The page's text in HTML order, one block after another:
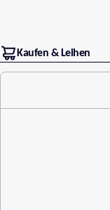
Kaufen & Leihen